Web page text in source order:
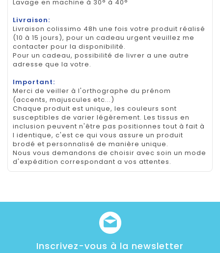
Lavage en machine à 30° à 40°
Livraison:
Livraison colissimo 48h une fois votre produit réalisé
(10 à 15 jours), pour un cadeau urgent veuillez me
contacter pour la disponibilité.
Pour un cadeau, possibilité de livrer a une autre
adresse que la votre.
Important:
Merci de veiller à l'orthographe du prénom
(accents, majuscules etc...)
Chaque produit est unique, les couleurs sont
susceptibles de varier légèrement. Les tissus en
inclusion peuvent n'être pas positionnes tout à fait à
l identique, c'est ce qui vous assure un produit
brodé et personnalisé de manière unique.
Nous vous demandons de choisir avec soin un mode
d'expédition correspondant a vos attentes.
Inscrivez-vous à la newsletter